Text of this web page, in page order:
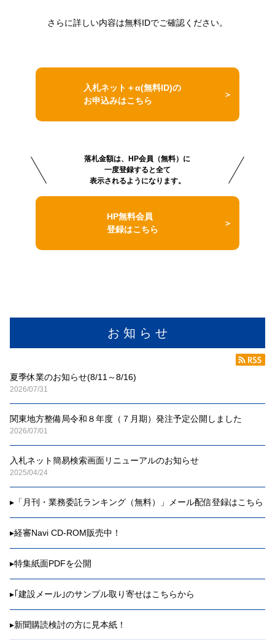
お 知 ら せ
夏季休業のお知らせ(8/11～8/16)
2026/07/31
関東地方整備局令和８年度（７月期）発注予定公開しました
2026/07/01
入札ネット簡易検索画面リニューアルのお知らせ
2025/04/24
▸ 「月刊・業務委託ランキング（無料）」メール配信登録はこちら
▸経審Navi CD-ROM販売中！
▸特集紙面PDFを公開
▸｢建設メール｣のサンプル取り寄せはこちらから
▸新聞購読検討の方に見本紙！
さらに詳しい内容は無料IDでご確認ください。
入札ネット＋α(無料ID)の
お申込みはこちら
落札金額は、HP会員（無料）に
一度登録すると全て
表示されるようになります。
HP無料会員
登録はこちら